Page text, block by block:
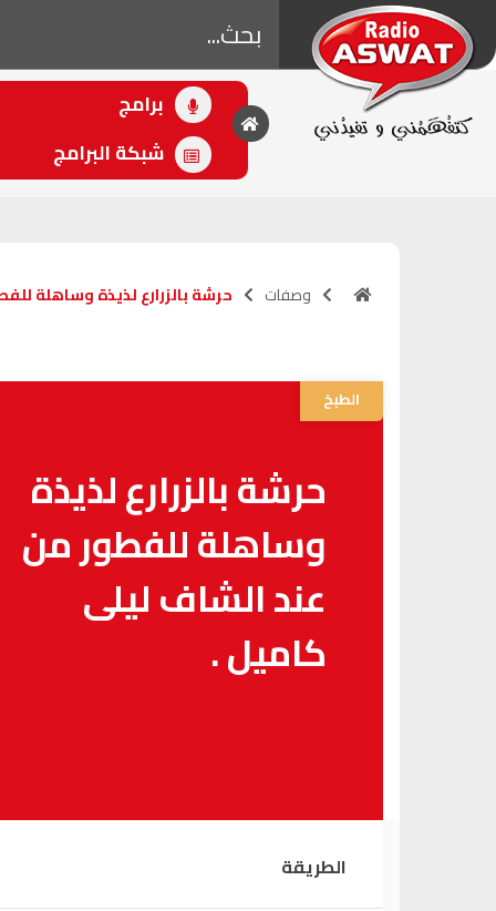
برامج
شبكة البرامج
• اللاحق
أصوات الرياضة
(16:00 - 18:00)
وصفات حرشة بالزرارع لذيذة وساهلة
الطبخ
حرشة بالزرارع لذيذة
وساهلة للفطور من
عند الشاف ليلى
كاميل .
الطريقة